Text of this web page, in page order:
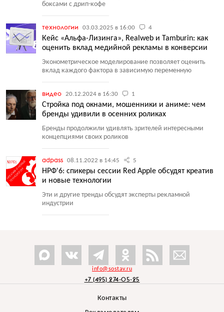
боксами с дрип-кофе
технологии 03.03.2025 в 16:00 4
Кейс «Альфа-Лизинга», Realweb и Tamburin: как
оценить вклад медийной рекламы в конверсии
Эконометрическое моделирование позволяет оценить
вклад каждого фактора в зависимую переменную
видео 20.12.2024 в 16:30 1
Стройка под окнами, мошенники и аниме: чем
бренды удивили в осенних роликах
Бренды продолжили удивлять зрителей интересными
концепциями своих роликов
adpass 08.11.2022 в 14:45 5
НРФ'6: спикеры сессии Red Apple обсудят креатив
и новые технологии
Эти и другие тренды обсудят эксперты рекламной
индустрии
info@sostav.ru
+7 (495) 274-05-25
Контакты